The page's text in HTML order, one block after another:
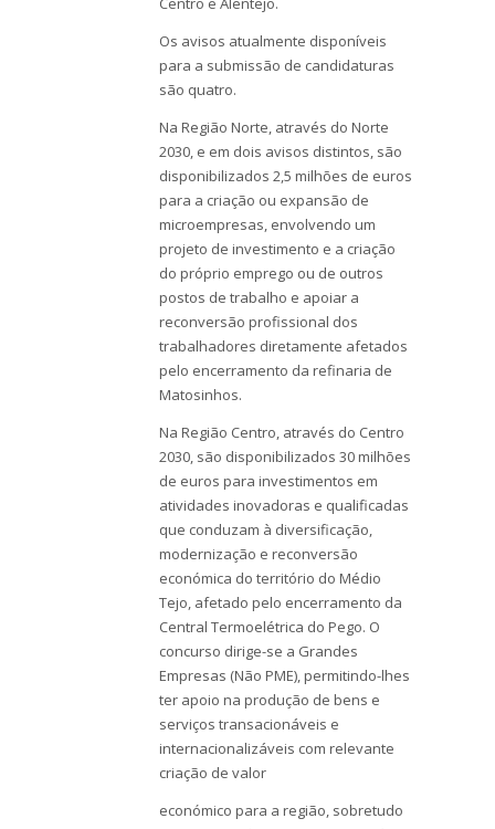
Os avisos atualmente disponíveis
para a submissão de candidaturas
são quatro.
Na Região Norte, através do Norte
2030, e em dois avisos distintos, são
disponibilizados 2,5 milhões de euros
para a criação ou expansão de
microempresas, envolvendo um
projeto de investimento e a criação
do próprio emprego ou de outros
postos de trabalho e apoiar a
reconversão profissional dos
trabalhadores diretamente afetados
pelo encerramento da refinaria de
Matosinhos.
Na Região Centro, através do Centro
2030, são disponibilizados 30 milhões
de euros para investimentos em
atividades inovadoras e qualificadas
que conduzam à diversificação,
modernização e reconversão
económica do território do Médio
Tejo, afetado pelo encerramento da
Central Termoelétrica do Pego. O
concurso dirige-se a Grandes
Empresas (Não PME), permitindo-lhes
ter apoio na produção de bens e
serviços transacionáveis e
internacionalizáveis com relevante
criação de valor
económico para a região, sobretudo